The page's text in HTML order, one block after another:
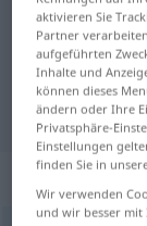
aktivieren Sie
Partner
aufgeführten
Inhalte und
können dieses
ändern oder Ihre
Privatsphäre-
Einstellungen
finden Sie in
Wir verwenden
und wir besser